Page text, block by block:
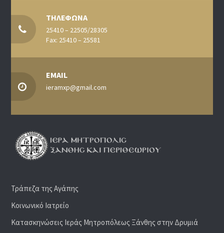
ΤΗΛΕΦΩΝΑ
25410 – 22505/28305
Fax: 25410 – 25581
EMAIL
ieramxp@gmail.com
Τράπεζα της Αγάπης
Κοινωνικό Ιατρείο
Κατασκηνώσεις Ιεράς Μητροπόλεως Ξάνθης στην Δρυμιά